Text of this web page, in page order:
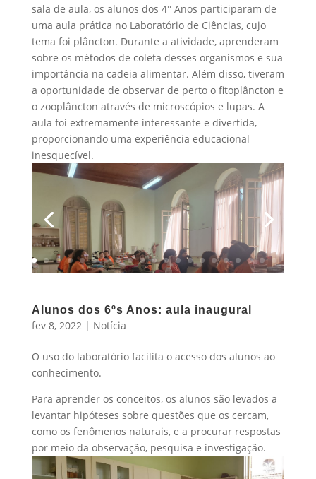
sala de aula, os alunos dos 4° Anos participaram de
uma aula prática no Laboratório de Ciências, cujo
tema foi plâncton. Durante a atividade, aprenderam
sobre os métodos de coleta desses organismos e sua
importância na cadeia alimentar. Além disso, tiveram
a oportunidade de observar de perto o fitoplâncton e
o zooplâncton através de microscópios e lupas. A
aula foi extremamente interessante e divertida,
proporcionando uma experiência educacional
inesquecível.
Alunos dos 6ºs Anos: aula inaugural
fev 8, 2022| Notícia
O uso do laboratório facilita o acesso dos alunos ao
conhecimento.
Para aprender os conceitos, os alunos são levados a
levantar hipóteses sobre questões que os cercam,
como os fenômenos naturais, e a procurar respostas
por meio da observação, pesquisa e investigação.